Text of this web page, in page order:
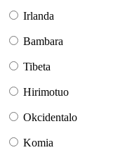
Irlanda
Bambara
Tibeta
Hirimotuo
Okcidentalo
Komia